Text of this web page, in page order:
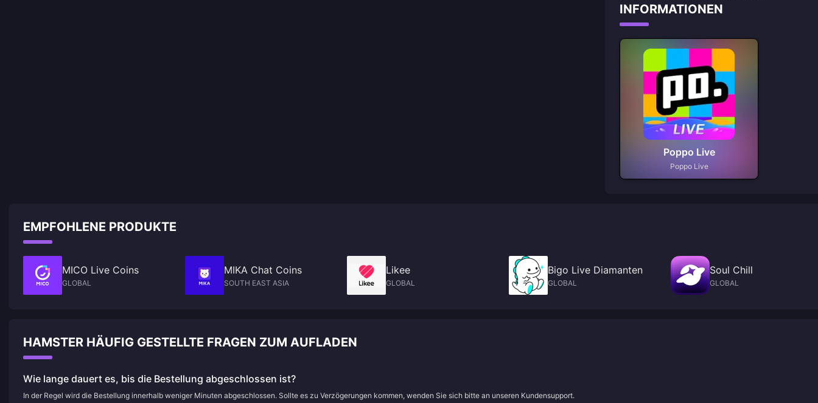
INFORMATIONEN
Poppo Live
Poppo Live
EMPFOHLENE PRODUKTE
MICO Live Coins
GLOBAL
MIKA Chat Coins
SOUTH EAST ASIA
Likee
GLOBAL
Bigo Live Diamanten
GLOBAL
Soul Chill
GLOBAL
HAMSTER HÄUFIG GESTELLTE FRAGEN ZUM AUFLADEN
Wie lange dauert es, bis die Bestellung abgeschlossen ist?
In der Regel wird die Bestellung innerhalb weniger Minuten abgeschlossen. Sollte es zu Verzögerungen kommen, wenden Sie sich bitte an unseren Kundensupport.